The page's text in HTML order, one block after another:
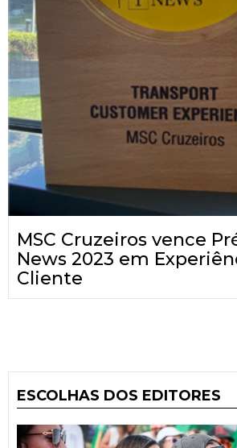
MSC Cruzeiros vence
News 2023 em
Cliente
ESCOLHAS DOS EDITORES